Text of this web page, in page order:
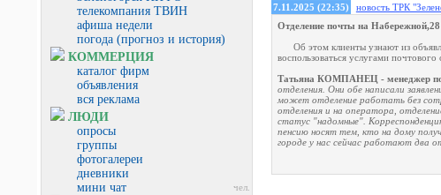
телекомпания ТВИН
афиша недели
погода (прогноз и история)
КОММЕРЦИЯ
каталог фирм
объявления
вся реклама
ЛЮДИ
опросы
группы
фотогалереи
дневники
мини чат
чел.
7.11.2025 (22:35)
новость ТРК
Отделение почты на Набережной,28
Об этом клиенты узнают из
воспользоваться услугами
Татьяна КОМПАНЕЦ - менеджер
отделения. Они обе написали
может отделение работать без
отделения и на оператора,
статус "надомные".
пенсию носят тем, кто на дому
городе у нас сейчас работают два